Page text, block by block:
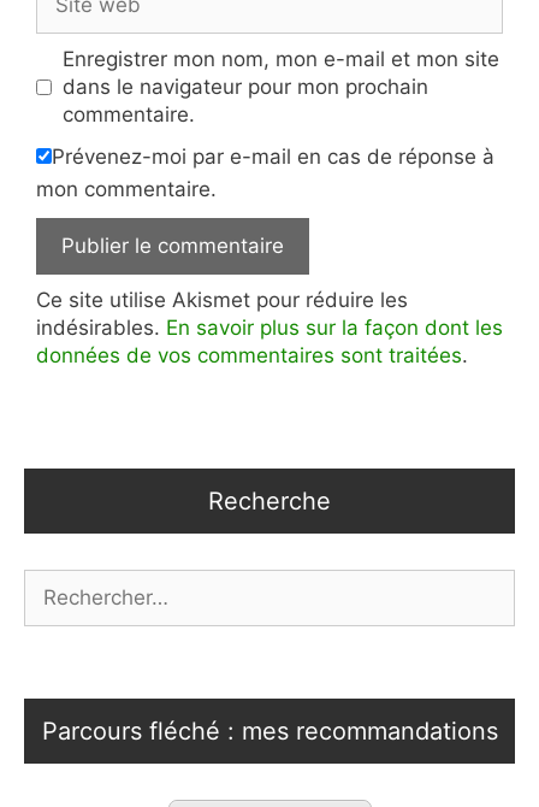
web
Enregistrer mon nom, mon e-mail et mon site
dans le navigateur pour mon prochain
commentaire.
Prévenez-moi par e-mail en cas de réponse à
mon commentaire.
Ce site utilise Akismet pour réduire les
indésirables. En savoir plus sur la façon dont les
données de vos commentaires sont traitées.
Recherche
Parcours fléché : mes recommandations